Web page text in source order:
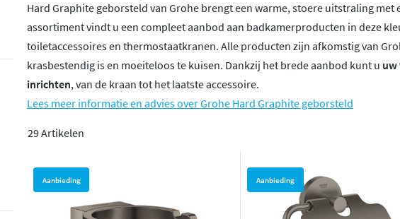
Hard Graphite geborsteld van Grohe brengt een warme, stoere uitstraling
assortiment vindt u een compleet aanbod aan badkamerproducten in deze
toiletaccessoires en thermostaatkranen. Alle producten zijn afkomstig van
krasbestendig is en moeiteloos te kuisen. Dankzij het brede aanbod kunt u uw
inrichten, van de kraan tot het laatste accessoire.
Lees meer informatie en advies over Grohe Hard Graphite geborsteld
29 Artikelen
Aanbieding Aanbieding